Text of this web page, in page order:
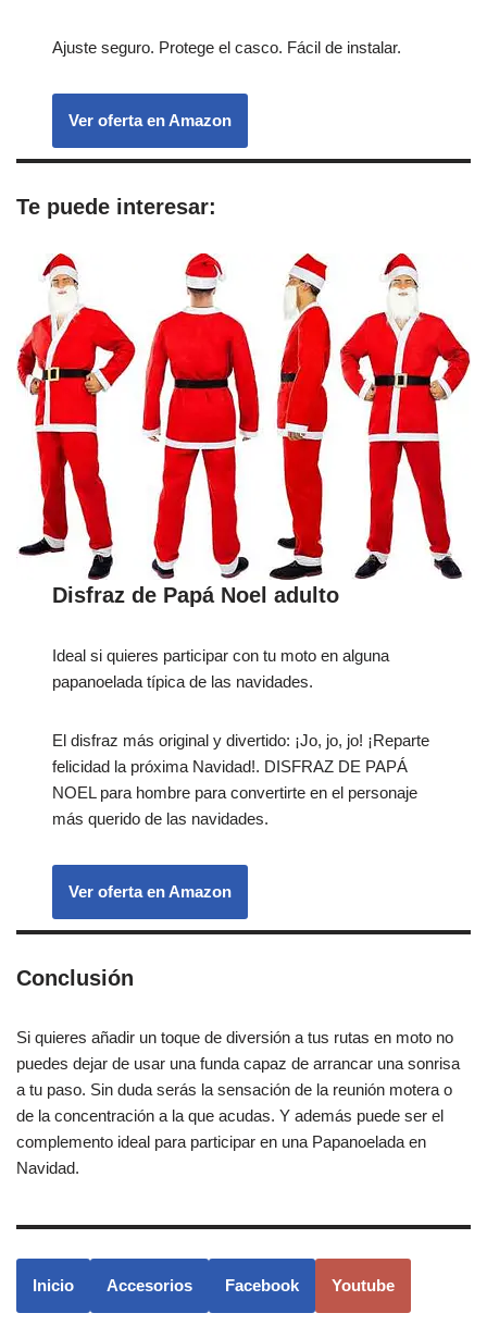
Ajuste seguro. Protege el casco. Fácil de instalar.
Ver oferta en Amazon
Te puede interesar:
Disfraz de Papá Noel adulto
Ideal si quieres participar con tu moto en alguna
papanoelada típica de las navidades.
El disfraz más original y divertido: ¡Jo, jo, jo! ¡Reparte
felicidad la próxima Navidad!. DISFRAZ DE PAPÁ
NOEL para hombre para convertirte en el personaje
más querido de las navidades.
Ver oferta en Amazon
Conclusión
Si quieres añadir un toque de diversión a tus rutas en moto no
puedes dejar de usar una funda capaz de arrancar una sonrisa
a tu paso. Sin duda serás la sensación de la reunión motera o
de la concentración a la que acudas. Y además puede ser el
complemento ideal para participar en una Papanoelada en
Navidad.
Inicio Accesorios Facebook Youtube